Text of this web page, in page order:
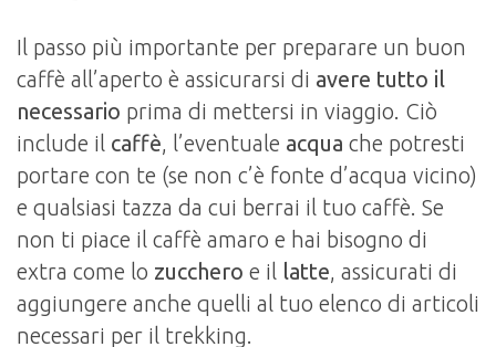
Il passo più importante per preparare un buon
caffè all’aperto è assicurarsi di avere tutto il
necessario prima di mettersi in viaggio. Ciò
include il caffè, l’eventuale acqua che potresti
portare con te (se non c’è fonte d’acqua vicino)
e qualsiasi tazza da cui berrai il tuo caffè. Se
non ti piace il caffè amaro e hai bisogno di
extra come lo zucchero e il latte, assicurati di
aggiungere anche quelli al tuo elenco di articoli
necessari per il trekking.